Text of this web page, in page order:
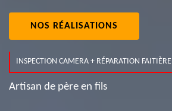
NOS RÉALISATIONS
INSPECTION CAMERA + RÉPARATION FAITIÈRE
Artisan de père en fils